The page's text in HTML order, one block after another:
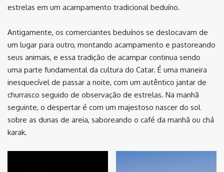
estrelas em um acampamento tradicional beduíno.
Antigamente, os comerciantes beduínos se deslocavam de
um lugar para outro, montando acampamento e pastoreando
seus animais, e essa tradição de acampar continua sendo
uma parte fundamental da cultura do Catar. É uma maneira
inesquecível de passar a noite, com um autêntico jantar de
churrasco seguido de observação de estrelas. Na manhã
seguinte, o despertar é com um majestoso nascer do sol
sobre as dunas de areia, saboreando o café da manhã ou chá
karak.